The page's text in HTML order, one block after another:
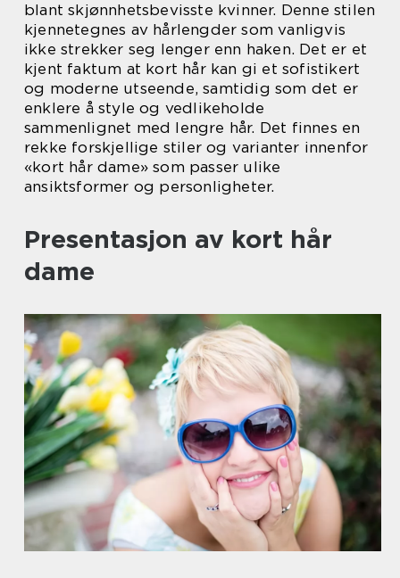
blant skjønnhetsbevisste kvinner. Denne stilen
kjennetegnes av hårlengder som vanligvis
ikke strekker seg lenger enn haken. Det er et
kjent faktum at kort hår kan gi et sofistikert
og moderne utseende, samtidig som det er
enklere å style og vedlikeholde
sammenlignet med lengre hår. Det finnes en
rekke forskjellige stiler og varianter innenfor
«kort hår dame» som passer ulike
ansiktsformer og personligheter.
Presentasjon av kort hår
dame